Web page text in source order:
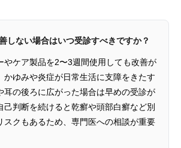
しない場合はいつ受診すべきですか？
やケア製品を2〜3週間使用しても改善が
かゆみや炎症が日常生活に支障をきたす
耳の後ろに広がった場合は早めの受診が
己判断を続けると乾癬や頭部白癬など別
スクもあるため、専門医への相談が重要